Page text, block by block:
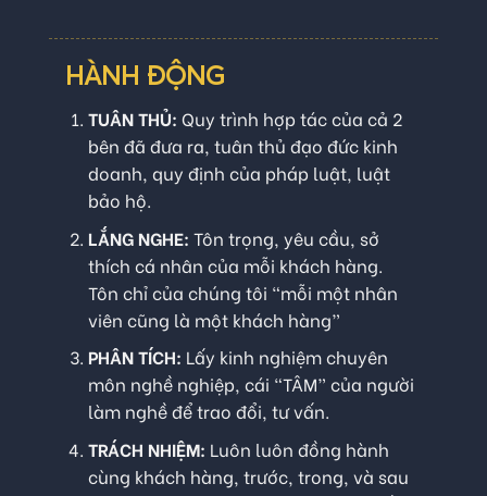
HÀNH ĐỘNG
TUÂN THỦ: Quy trình hợp tác của cả 2
bên đã đưa ra, tuân thủ đạo đức kinh
doanh, quy định của pháp luật, luật
bảo hộ.
LẮNG NGHE: Tôn trọng, yêu cầu, sở
thích cá nhân của mỗi khách hàng.
Tôn chỉ của chúng tôi “mỗi một nhân
viên cũng là một khách hàng”
PHÂN TÍCH: Lấy kinh nghiệm chuyên
môn nghề nghiệp, cái “TÂM” của người
làm nghề để trao đổi, tư vấn.
TRÁCH NHIỆM: Luôn luôn đồng hành
cùng khách hàng, trước, trong, và sau